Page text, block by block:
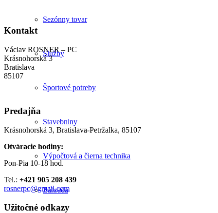
Sezónny tovar
Služby
Športové potreby
Stavebniny
Výpočtová a čierna technika
Záhrada
Kontakt
Václav ROSNER – PC
Krásnohorská 3
Bratislava
85107
Predajňa
Krásnohorská 3, Bratislava-Petržalka, 85107
Otváracie hodiny:
Pon-Pia 10-18 hod.
Tel.: +421 905 208 439
rosnerpc@gmail.com
Užitočné odkazy